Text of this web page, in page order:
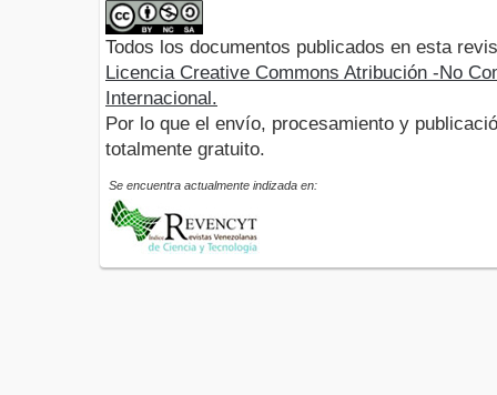
Todos los documentos publicados en esta
Licencia Creative Commons Atribución -No
Internacional.
Por lo que el envío, procesamiento y
totalmente gratuito.
Se encuentra actualmente indizada en: